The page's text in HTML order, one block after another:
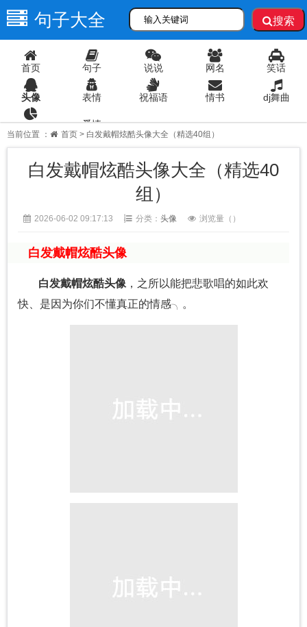
句子大全 搜索
首页 句子 说说 网名 笑话
头像 表情 祝福语 情书 dj舞曲
爱情
当前位置 ： 首页 > 白发戴帽炫酷头像大全（精选40组）
白发戴帽炫酷头像大全（精选40
组）
2026-06-02 09:17:13 分类： 头像 浏览量（ ）
白发戴帽炫酷头像
白发戴帽炫酷头像 ，之所以能把悲歌唱的如此欢
快、是因为你们不懂真正的情感╮。